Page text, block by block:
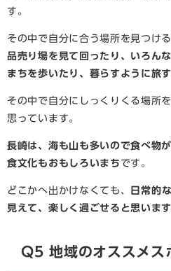
す。
その中で自分に合う場所を見つけ
品売り場を見て回ったり、いろん
まちを歩いたり、暮らすように旅
その中で自分にしっくりくる場所
思っています。
長崎は、海も山も多いので食べ物
食文化もおもしろいまち です。
どこかへ出かけなくても、
日常的
見えて、楽しく過ごせると思います
Q5 地域のオススメス